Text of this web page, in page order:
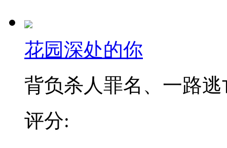
花园深处的你
背负杀人罪名、一路逃
评分: